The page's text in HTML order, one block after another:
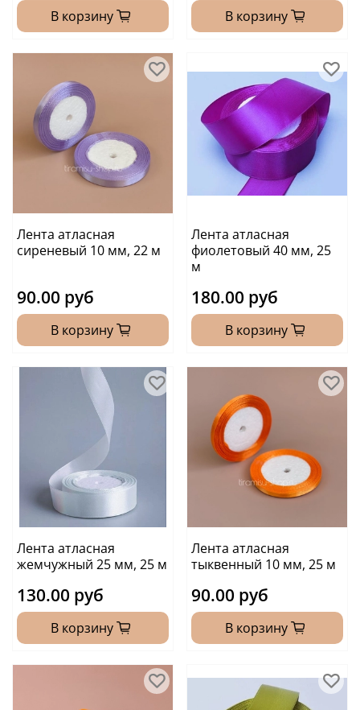
В корзину В корзину
Лента атласная
сиреневый 10 мм, 22 м
90.00 руб
В корзину
Лента атласная
фиолетовый 40 мм, 25
м
180.00 руб
В корзину
Лента атласная
жемчужный 25 мм, 25 м
130.00 руб
В корзину
Лента атласная
тыквенный 10 мм, 25 м
90.00 руб
В корзину